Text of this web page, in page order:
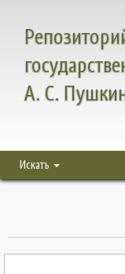
А. С.
Искать